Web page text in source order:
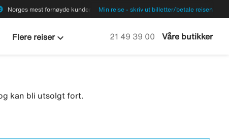
Norges mest fornøyde kunder Min reise - skriv ut billetter/betale reisen
Flere reiserkeyboard_arrow_down Ring oss på
21 49 39 00 Våre butikker
kan bli utsolgt fort.